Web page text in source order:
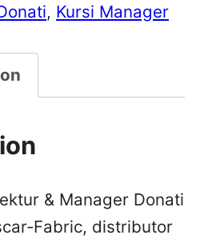
, Kursi Manager
& Manager Donati
Fabric, distributor